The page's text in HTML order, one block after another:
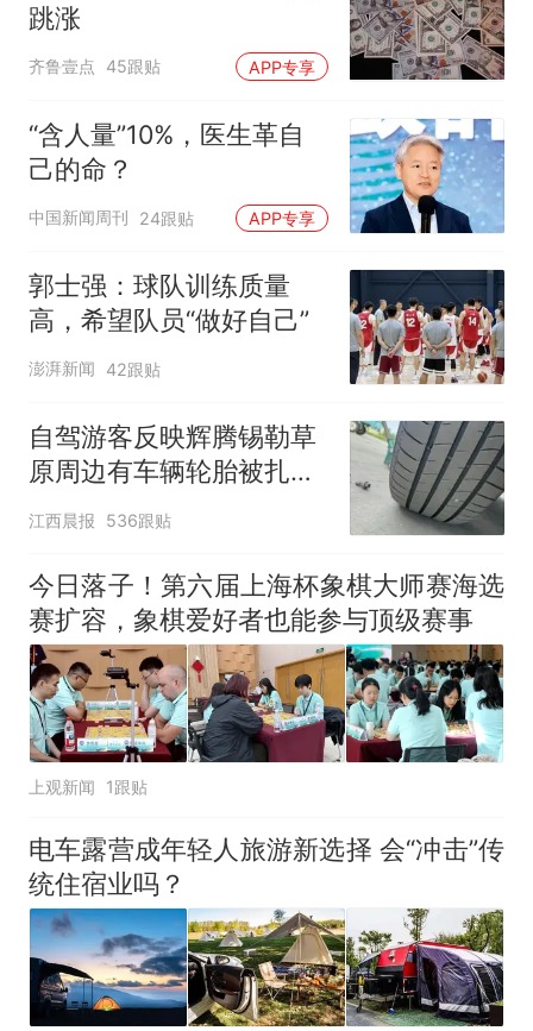
跳涨
齐鲁壹点 45跟贴 APP专享
“含人量”10%，医生革自
己的命？
中国新闻周刊 24跟贴 APP专享
郭士强：球队训练质量
高，希望队员“做好自己”
澎湃新闻 42跟贴
自驾游客反映辉腾锡勒草
原周边有车辆轮胎被扎，
修理店铺换胎价格高达千
江西晨报 536跟贴
今日落子！第六届上海杯象棋大师赛海选
赛扩容，象棋爱好者也能参与顶级赛事
上观新闻 1跟贴
电车露营成年轻人旅游新选择 会“冲击”传
统住宿业吗？